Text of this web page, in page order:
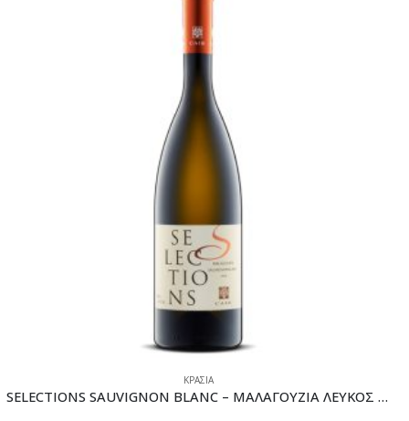
ΚΡΑΣΙΑ
SELECTIONS SAUVIGNON BLANC – ΜΑΛΑΓΟΥΖΙΑ ΛΕΥΚΟΣ ΞΗΡΟΣ 750ml